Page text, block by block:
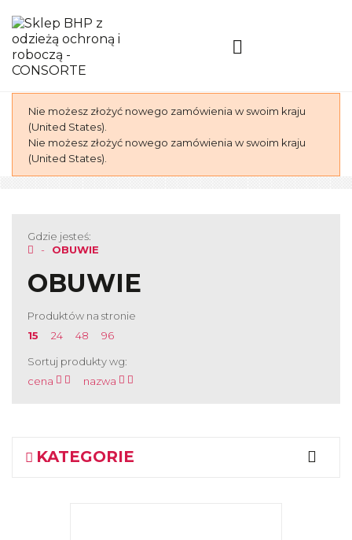
Nie możesz złożyć nowego zamówienia w swoim kraju
(United States).
Nie możesz złożyć nowego zamówienia w swoim kraju
(United States).
Gdzie jesteś:
OBUWIE
OBUWIE
Produktów na stronie
15
24 48 96
Sortuj produkty wg:
cena
nazwa
KATEGORIE